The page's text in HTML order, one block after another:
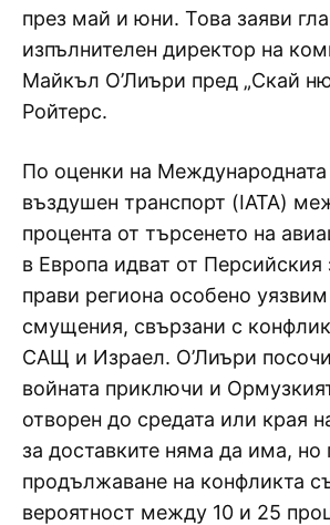
през май и юни. Това заяви
изпълнителен директор на
Майкъл О’Лиъри пред „Скай
Ройтерс.
По оценки на Международната
въздушен транспорт (IATA)
процента от търсенето на
в Европа идват от Персийския
прави региона особено
смущения, свързани с
САЩ и Израел. О’Лиъри
войната приключи и
отворен до средата или края
за доставките няма да има, но
продължаване на конфликта
вероятност между 10 и 25